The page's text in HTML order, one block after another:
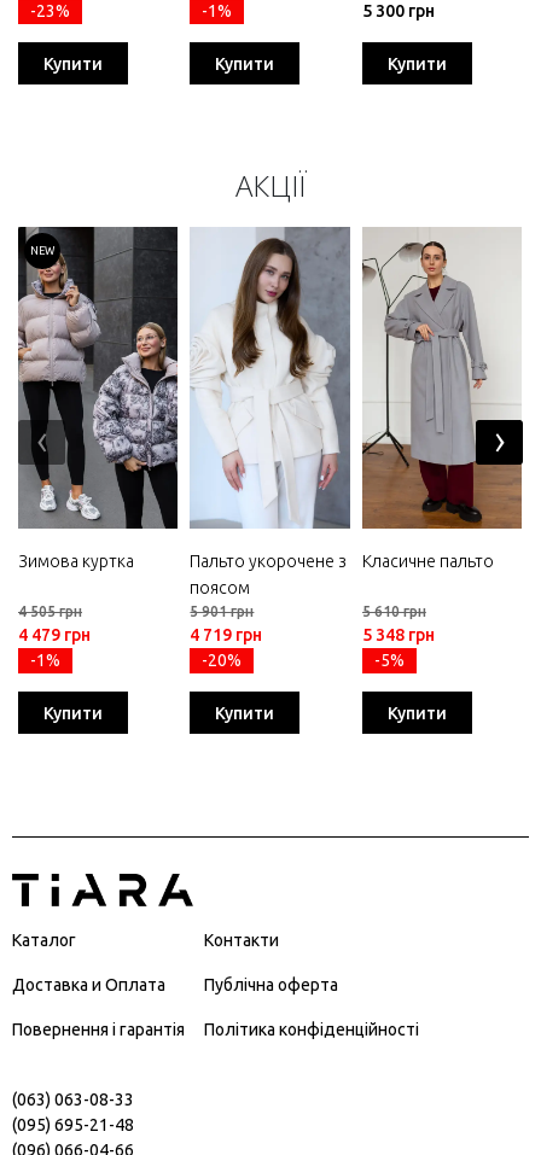
-23%
Купити
-1%
Купити
5 300 грн
Купити
АКЦІЇ
NEW
Зимова куртка
4 505 грн
4 479 грн
-1%
Купити
Пальто укорочене з
поясом
5 901 грн
4 719 грн
-20%
Купити
Класичне пальто
5 610 грн
5 348 грн
-5%
Купити
‹ ›
Каталог
Доставка и Оплата
Повернення і гарантія
Контакти
Публічна оферта
Політика конфіденційності
(063) 063-08-33
(095) 695-21-48
(096) 066-04-66